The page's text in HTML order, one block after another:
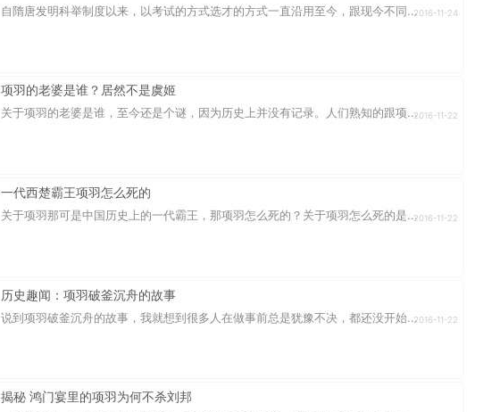
自隋唐发明科举制度以来，以考试的方式选才的方式一直沿用至今，跟现今不同...2016-11-24
项羽的老婆是谁？居然不是虞姬
关于项羽的老婆是谁，至今还是个谜，因为历史上并没有记录。人们熟知的跟项...2016-11-22
一代西楚霸王项羽怎么死的
关于项羽那可是中国历史上的一代霸王，那项羽怎么死的？关于项羽怎么死的是...2016-11-22
历史趣闻：项羽破釜沉舟的故事
说到项羽破釜沉舟的故事，我就想到很多人在做事前总是犹豫不决，都还没开始...2016-11-22
揭秘 鸿门宴里的项羽为何不杀刘邦